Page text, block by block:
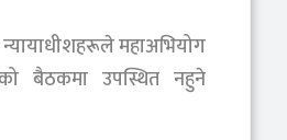
महाअभियोग
बैठकमा उपस्थित नहुने